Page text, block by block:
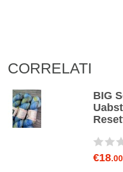
CORRELATI
BIG
€18.00